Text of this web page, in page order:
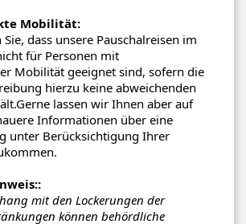
Mobilität:
dass unsere Pauschalreisen im
für Personen mit
Mobilität geeignet sind, sofern die
hierzu keine abweichenden
lassen wir Ihnen aber auf
Informationen über eine
unter Berücksichtigung Ihrer
mit den Lockerungen der
können behördliche